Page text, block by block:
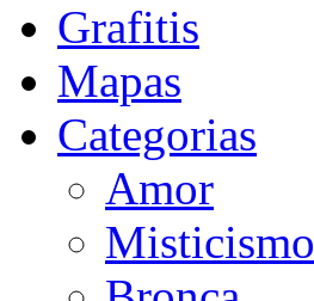
Grafitis
Mapas
Categorias
Amor
Misticismo